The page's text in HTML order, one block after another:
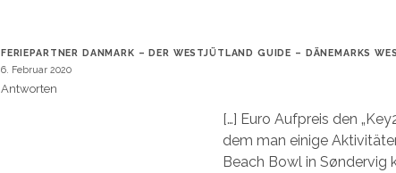
FERIEPARTNER DANMARK – DER WESTJÜTLAND GUIDE – DÄNEMARKS
6. Februar 2020
Antworten
[…] Euro Aufpreis den
dem man einige
Beach Bowl in Søndervig